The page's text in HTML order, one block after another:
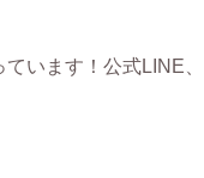
います！公式LINE